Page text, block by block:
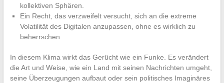
kollektiven Sphären.
Ein Recht, das verzweifelt versucht, sich an die extreme
Volatilität des Digitalen anzupassen, ohne es wirklich zu
beherrschen.
In diesem Klima wirkt das Gerücht wie ein Funke. Es verändert
die Art und Weise, wie ein Land mit seinen Nachrichten umgeht,
seine Überzeugungen aufbaut oder sein politisches Imaginäres